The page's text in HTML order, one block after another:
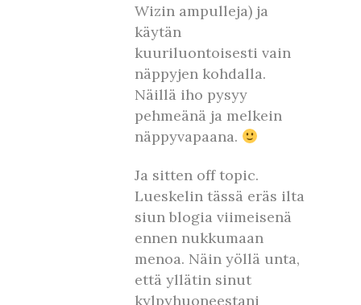
Wizin ampulleja) ja
käytän
kuuriluontoisesti vain
näppyjen kohdalla.
Näillä iho pysyy
pehmeänä ja melkein
näppyvapaana.
Ja sitten off topic.
Lueskelin tässä eräs ilta
siun blogia viimeisenä
ennen nukkumaan
menoa. Näin yöllä unta,
että yllätin sinut
kylpyhuoneestani